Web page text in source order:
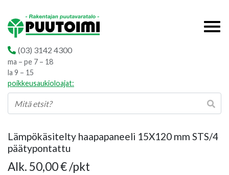
(03) 3142 4300
ma – pe 7 – 18
la 9 – 15
poikkeusaukioloajat:
Lämpökäsitelty haapapaneeli 15X120 mm STS/4
päätypontattu
Alk. 50,00€Hintaluokka:
/pkt